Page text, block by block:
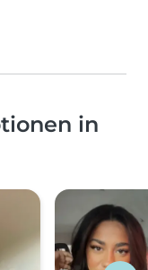
in